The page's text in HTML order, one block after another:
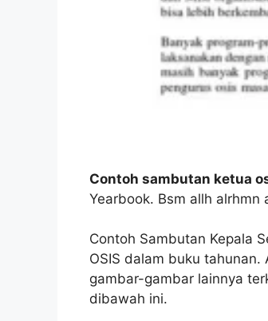
Contoh sambutan ketua
Yearbook. Bsm allh alrhmn
Contoh Sambutan Kepala
OSIS dalam buku
gambar-gambar lainnya
dibawah ini.